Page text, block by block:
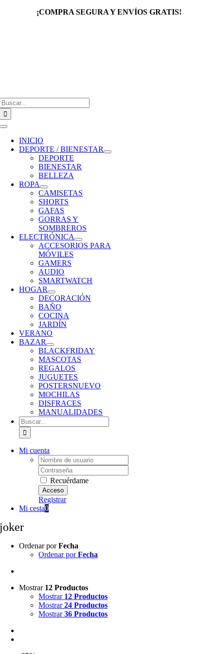
¡COMPRA SEGURA Y ENVÍOS GRATIS!
Toggle
Navigation
INICIO
DEPORTE / BIENESTAR
DEPORTE
BIENESTAR
BELLEZA
ROPA
CAMISETAS
SHORTS
GAFAS
GORRAS Y
SOMBREROS
ELECTRÓNICA
ACCESORIOS PARA
MÓVILES
GAMERS
AUDIO
SMARTWATCH
HOGAR
DECORACIÓN
BAÑO
COCINA
JARDÍN
VERANO
BAZAR
BLACKFRIDAY
MASCOTAS
REGALOS
JUGUETES
POSTERSNUEVO
MOCHILAS
DISFRACES
MANUALIDADES
Buscar:
Mi cuenta
Username:
Password:
Recuérdame
Registrar
Mi cesta0
joker
Ordenar porFecha
Ordenar porFecha
Mostrar 12 Productos
Mostrar 12 Productos
Mostrar24 Productos
Mostrar36 Productos